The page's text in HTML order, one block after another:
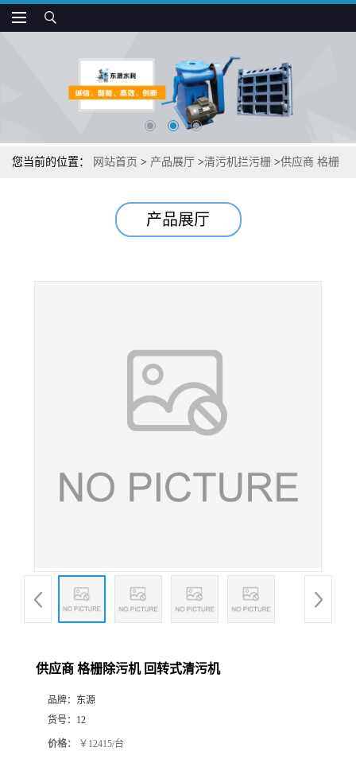
您当前的位置： 网站首页 > 产品展厅 >清污机拦污栅 >供应商 格栅
产品展厅
供应商 格栅除污机 回转式清污机
品牌： 东源
货号： 12
价格： ￥12415/台